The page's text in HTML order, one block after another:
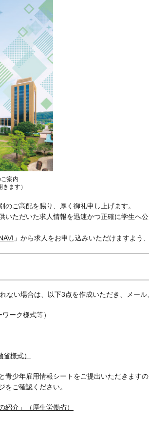
案内
ます）
ご高配を賜り、厚く御礼申し上げます。
いただいた求人情報を迅速かつ正確に学生へ
」から求人をお申し込みいただけますよう
ない場合は、以下3点を作成いただき、メー
ーク様式等）
様式）
少年雇用情報シートをご提出いただきます
をご確認ください。
紹介」（厚生労働省）